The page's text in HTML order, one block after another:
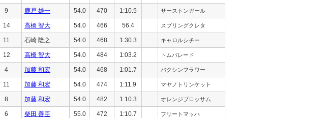
9 鹿戸 雄一 54.0 470 1:10.5 サーストンガール
14 高橋 智大 54.0 466 56.4 スプリングクレタ
11 石崎 隆之 54.0 468 1:30.3 キャロルシチー
12 高橋 智大 54.0 484 1:03.2 トムパレード
4 加藤 和宏 54.0 468 1:01.7 バクシンフラワー
11 加藤 和宏 54.0 474 1:11.9 マヤノトリンケット
8 加藤 和宏 54.0 482 1:10.3 オレンジブロッサム
6 柴田 善臣 55.0 472 1:10.7 フリートマッハ